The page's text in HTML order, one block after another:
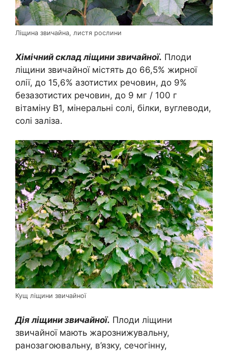
Ліщина звичайна, листя рослини
Хімічний склад ліщини звичайної. Плоди
ліщини звичайної містять до 66,5% жирної
олії, до 15,6% азотистих речовин, до 9%
безазотистих речовин, до 9 мг / 100 г
вітаміну B1, мінеральні солі, білки, вуглеводи,
солі заліза.
Кущ ліщини звичайної
Дія ліщини звичайної. Плоди ліщини
звичайної мають жарознижувальну,
ранозагоювальну, в’язку, сечогінну,